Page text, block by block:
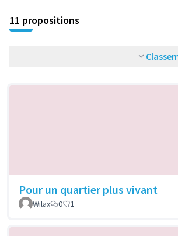
11 propositions
Pour un quartier plus vivant
Wilax 0 1